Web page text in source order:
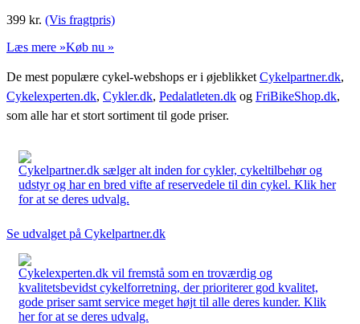
399 kr. (Vis fragtpris)
Læs mere »Køb nu »
De mest populære cykel-webshops er i øjeblikket Cykelpartner.dk,
Cykelexperten.dk, Cykler.dk, Pedalatleten.dk og FriBikeShop.dk,
som alle har et stort sortiment til gode priser.
Cykelpartner.dk sælger alt inden for cykler, cykeltilbehør og
udstyr og har en bred vifte af reservedele til din cykel. Klik her
for at se deres udvalg.
Se udvalget på Cykelpartner.dk
Cykelexperten.dk vil fremstå som en troværdig og
kvalitetsbevidst cykelforretning, der prioriterer god kvalitet,
gode priser samt service meget højt til alle deres kunder. Klik
her for at se deres udvalg.